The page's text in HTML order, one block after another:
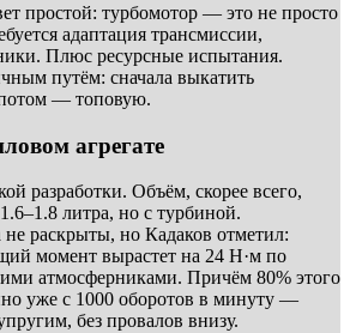
простой: турбомотор — это не просто
адаптация трансмиссии,
Плюс ресурсные испытания.
путём: сначала выкатить
— топовую.
агрегате
разработки. Объём, скорее всего,
литра, но с турбиной.
раскрыты, но Кадаков отметил:
момент вырастет на 24 Н·м по
атмосферниками. Причём 80% этого
уже с 1000 оборотов в минуту —
без провалов внизу.